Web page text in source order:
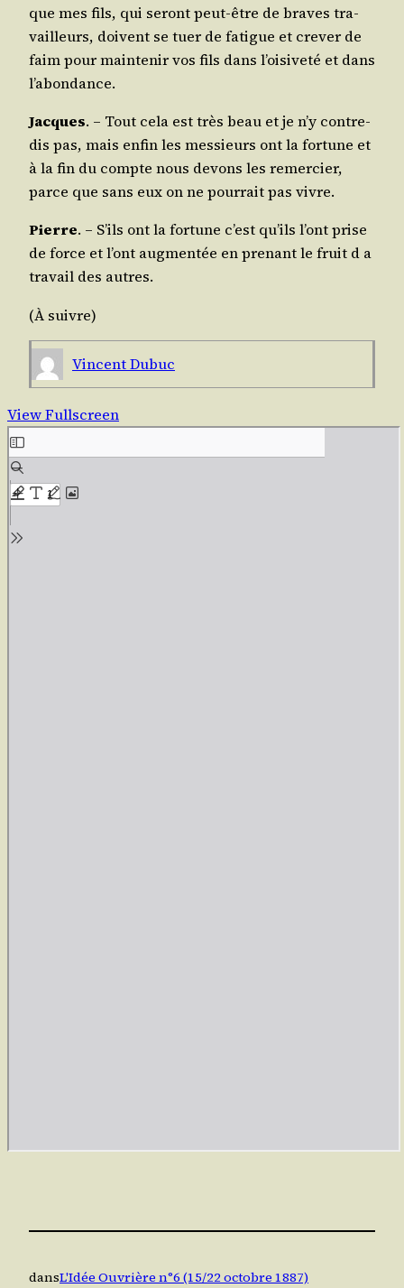
que mes fils, qui seront peut-être de braves tra­
vailleurs, doivent se tuer de fatigue et cre­ver de
faim pour main­te­nir vos fils dans l’oi­si­ve­té et dans
l’abondance.
Jacques. – Tout cela est très beau et je n’y contre­
dis pas, mais enfin les mes­sieurs ont la for­tune et
à la fin du compte nous devons les remer­cier,
parce que sans eux on ne pour­rait pas vivre.
Pierre. – S’ils ont la for­tune c’est qu’ils l’ont prise
de force et l’ont aug­men­tée en pre­nant le fruit d a
tra­vail des autres.
(À suivre)
Vincent Dubuc
View Fullscreen
dansL'Idée Ouvrière n°6 (15/22 octobre 1887)